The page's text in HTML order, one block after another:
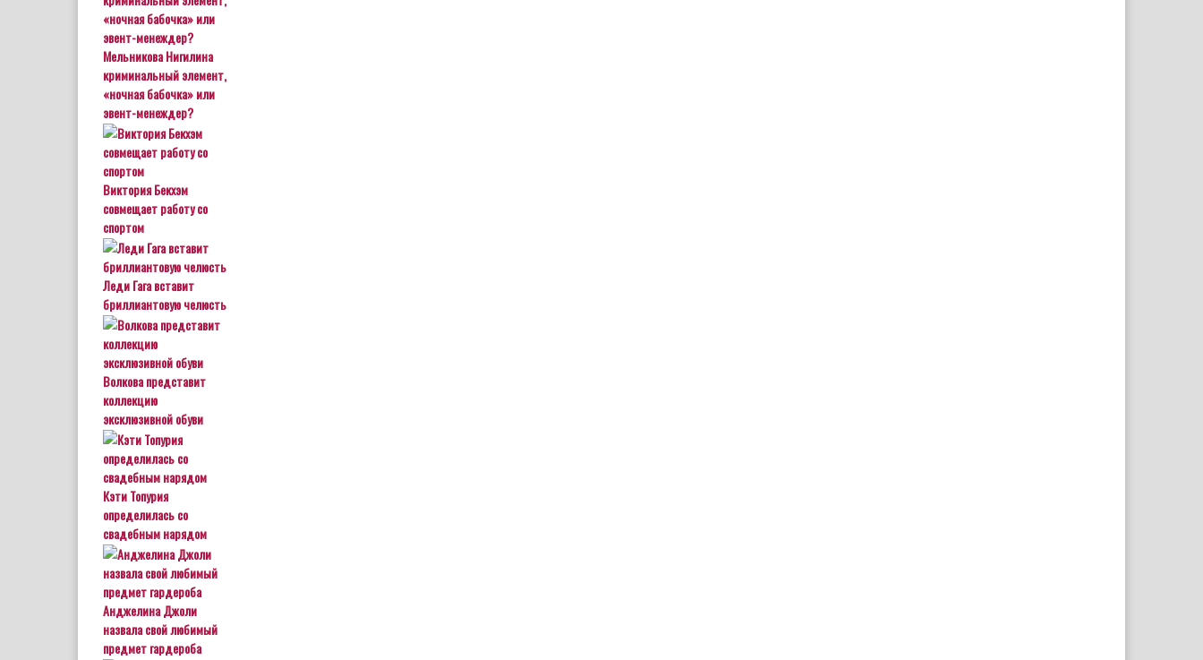
Мельникова Нигилина
криминальный элемент,
«ночная бабочка» или
эвент-менеждер?
Виктория Бекхэм
совмещает работу со
спортом
Леди Гага вставит
бриллиантовую челюсть
Волкова представит
коллекцию
эксклюзивной обуви
Кэти Топурия
определилась со
свадебным нарядом
Анджелина Джоли
назвала свой любимый
предмет гардероба